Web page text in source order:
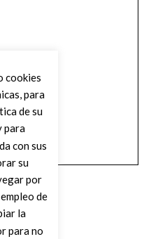
cookies
para
de su
para
con sus
su
por
de
la
para no